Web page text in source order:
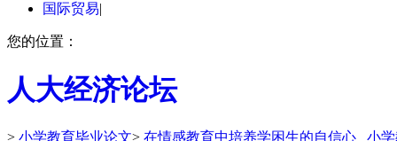
国际贸易|
您的位置：
人大经济论坛
> 小学教育毕业论文> 在情感教育中培养学困生的自信心 _小